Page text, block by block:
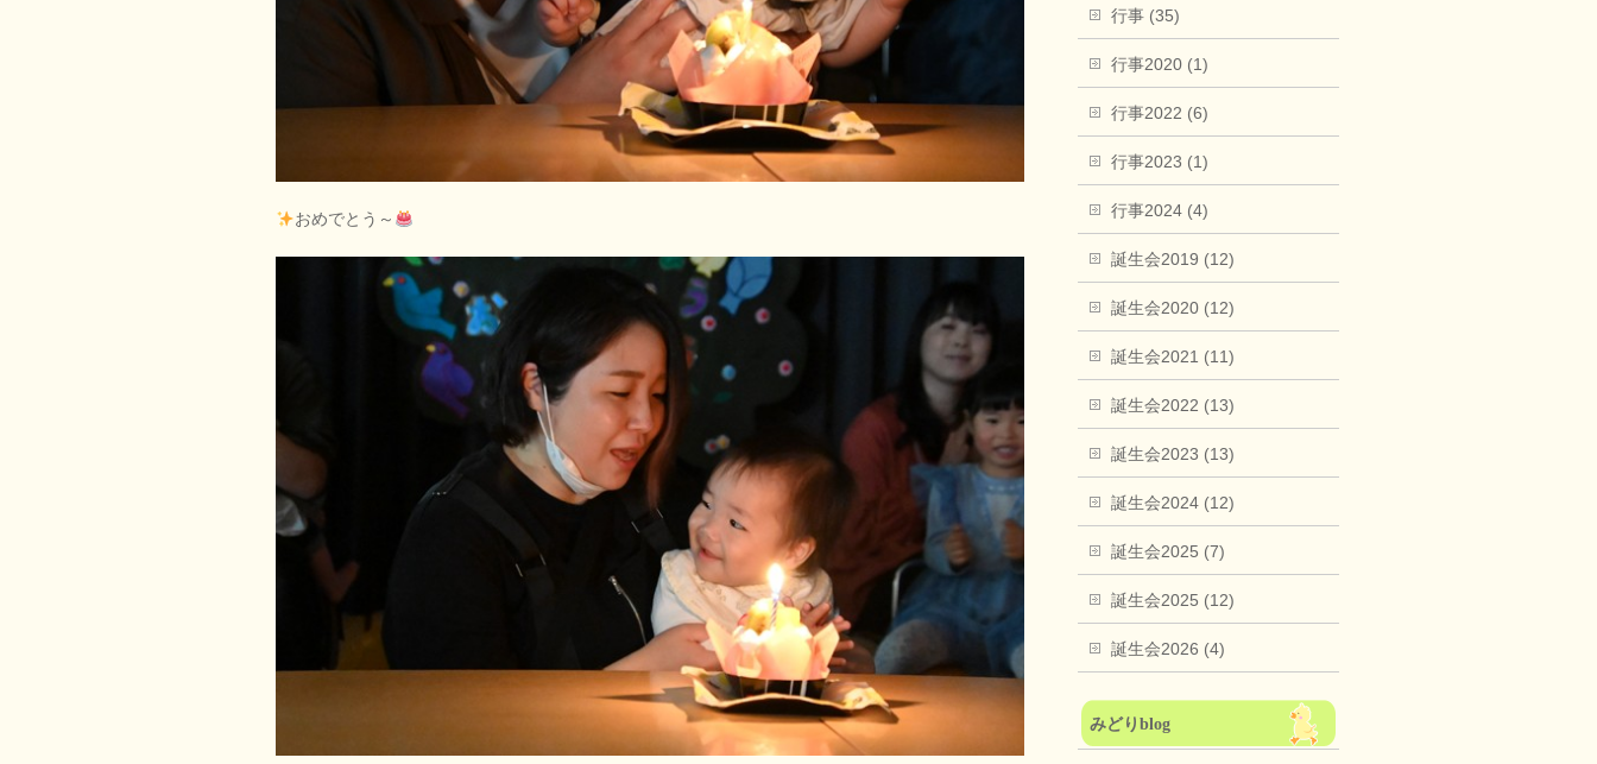
おめでとう～
行事 (35)
行事2020 (1)
行事2022 (6)
行事2023 (1)
行事2024 (4)
誕生会2019 (12)
誕生会2020 (12)
誕生会2021 (11)
誕生会2022 (13)
誕生会2023 (13)
誕生会2024 (12)
誕生会2025 (7)
誕生会2025 (12)
誕生会2026 (4)
みどりblog